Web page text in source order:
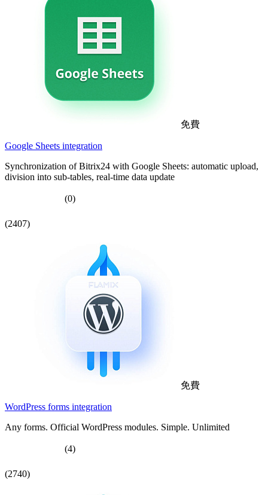
免費
Google Sheets integration
Synchronization of Bitrix24 with Google Sheets: automatic upload,
division into sub-tables, real-time data update
(0)
(2407)
免費
WordPress forms integration
Any forms. Official WordPress modules. Simple. Unlimited
(4)
(2740)